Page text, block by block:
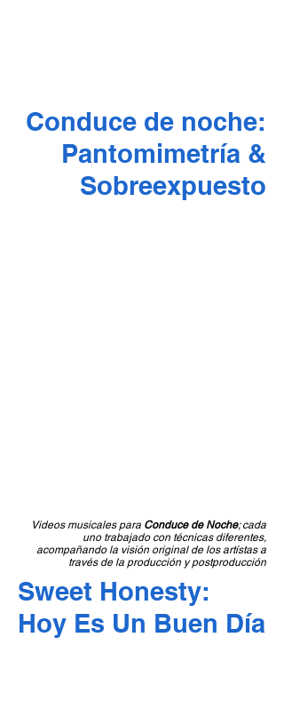
Conduce de noche:
Pantomimetría &
Sobreexpuesto
Videos musicales para Conduce de Noche; cada
uno trabajado con técnicas diferentes,
acompañando la visión original de los artístas a
través de la producción y postproducción
Sweet Honesty:
Hoy Es Un Buen Día